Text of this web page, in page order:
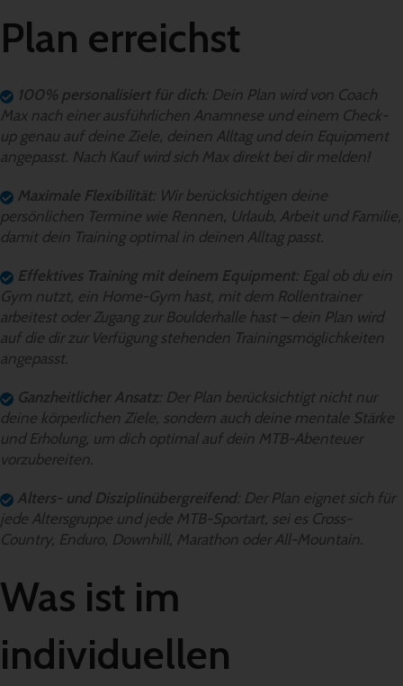
Plan erreichst
100% personalisiert für dich: Dein Plan wird von Coach
Max nach einer ausführlichen Anamnese und einem Check-
up genau auf deine Ziele, deinen Alltag und dein Equipment
angepasst. Nach Kauf wird sich Max direkt bei dir melden!
Maximale Flexibilität: Wir berücksichtigen deine
persönlichen Termine wie Rennen, Urlaub, Arbeit und Familie,
damit dein Training optimal in deinen Alltag passt.
Effektives Training mit deinem Equipment: Egal ob du ein
Gym nutzt, ein Home-Gym hast, mit dem Rollentrainer
arbeitest oder Zugang zur Boulderhalle hast – dein Plan wird
auf die dir zur Verfügung stehenden Trainingsmöglichkeiten
angepasst.
Ganzheitlicher Ansatz: Der Plan berücksichtigt nicht nur
deine körperlichen Ziele, sondern auch deine mentale Stärke
und Erholung, um dich optimal auf dein MTB-Abenteuer
vorzubereiten.
Alters- und Disziplinübergreifend: Der Plan eignet sich für
jede Altersgruppe und jede MTB-Sportart, sei es Cross-
Country, Enduro, Downhill, Marathon oder All-Mountain.
Was ist im
individuellen